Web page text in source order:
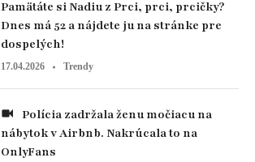
Pamätáte si Nadiu z Prci, prci, prcičky?
Dnes má 52 a nájdete ju na stránke pre
dospelých!
17.04.2026 Trendy
nábytok v Airbnb. Nakrúcala to na
OnlyFans